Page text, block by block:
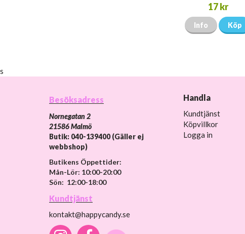
17 kr
Info Köp
s
Besöksadress
Nornegatan 2
21586 Malmö
Butik: 040-139400 (Gäller ej
webbshop)
Butikens Öppettider:
Mån-Lör: 10:00-20:00
Sön: 12:00-18:00
Kundtjänst
kontakt@happycandy.se
Handla
Kundtjänst
Köpvillkor
Logga in